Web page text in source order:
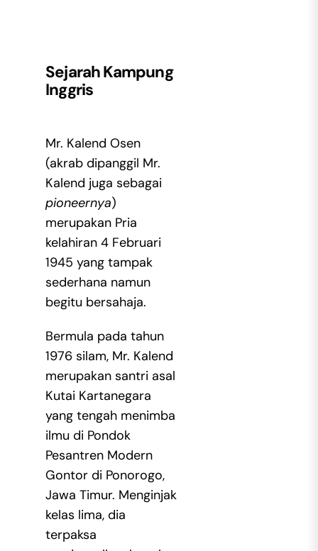
Sejarah Kampung
Inggris
Mr. Kalend Osen
(akrab dipanggil Mr.
Kalend juga sebagai
pioneernya)
merupakan Pria
kelahiran 4 Februari
1945 yang tampak
sederhana namun
begitu bersahaja.
Bermula pada tahun
1976 silam, Mr. Kalend
merupakan santri asal
Kutai Kartanegara
yang tengah menimba
ilmu di Pondok
Pesantren Modern
Gontor di Ponorogo,
Jawa Timur. Menginjak
kelas lima, dia
terpaksa